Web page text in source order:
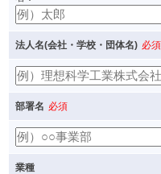
法人名(会社・学校・団体名) 必須
部署名 必須
業種